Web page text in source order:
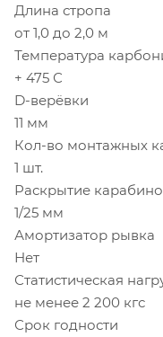
Длина стропа
от 1,0 до 2,0 м
Температура
+ 475 С
D-верёвки
11 мм
Кол-во монтажных
1 шт.
Раскрытие
1/25 мм
Амортизатор рывка
Нет
Статистическая
не менее 2 200 кгс
Срок годности